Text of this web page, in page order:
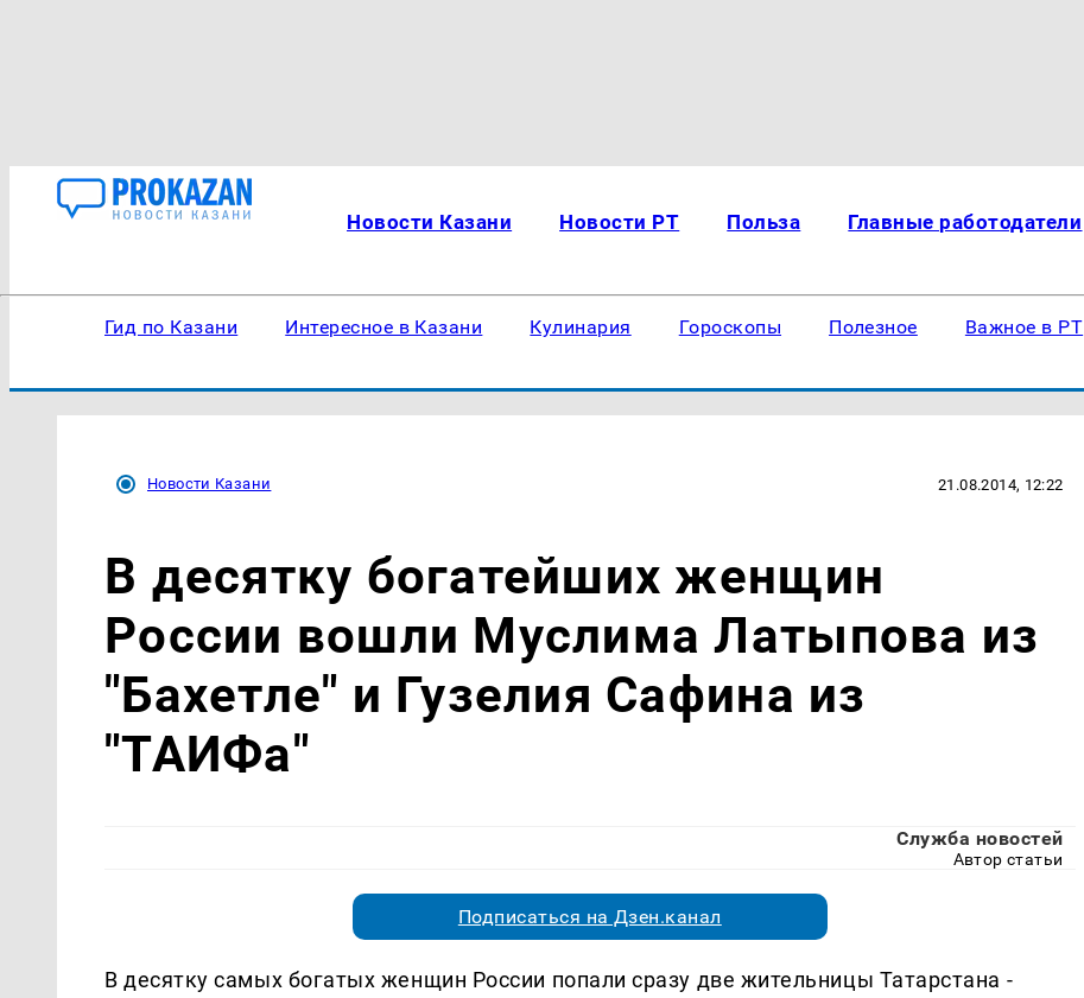
Новости Казани Новости РТ Польза Главные работодатели
Гид по Казани Интересное в Казани Кулинария Гороскопы Полезное Важное в РТ
Новости Казани 21.08.2014, 12:22
В десятку богатейших женщин
России вошли Муслима Латыпова из
"Бахетле" и Гузелия Сафина из
"ТАИФа"
Служба новостей
Автор статьи
Подписаться на Дзен.канал
В десятку самых богатых женщин России попали сразу две жительницы Татарстана -